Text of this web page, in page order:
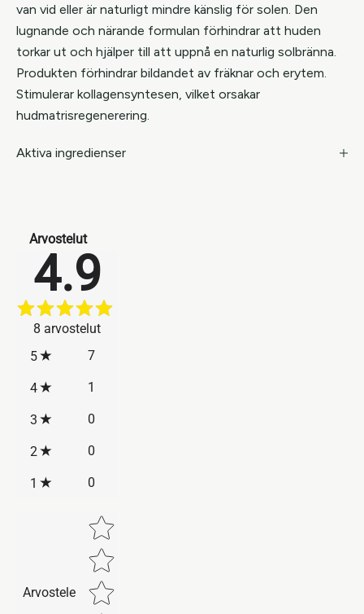
van vid eller är naturligt mindre känslig för solen. Den
lugnande och närande formulan förhindrar att huden
torkar ut och hjälper till att uppnå en naturlig solbränna.
Produkten förhindrar bildandet av fräknar och erytem.
Stimulerar kollagensyntesen, vilket orsakar
hudmatrisregenerering.
Aktiva ingredienser
Arvostelut
4.9
8 arvostelut
5
7
4 1
3 0
2 0
1 0
Arvostele
Star rating